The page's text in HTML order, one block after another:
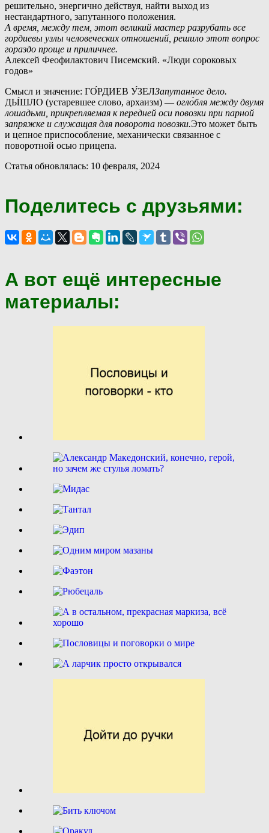
решительно, энергично действуя, найти выход из
нестандартного, запутанного положения.
А время, между тем, этот великий мастер разрубать все
гордиевы узлы человеческих отношений, решило этот вопрос
гораздо проще и приличнее.
Алексей Феофилактович Писемский. «Люди сороковых
годов»
Смысл и значение: ГО́РДИЕВ У́ЗЕЛЗапутанное дело.
ДЫ́ШЛО (устаревшее слово, архаизм) — огло́бля между двумя
лошадьми, прикрепляемая к передней оси повозки при парной
запряжке и служащая для поворота повозки.Это может быть
и цепное приспособление, механически связанное с
поворотной осью прицепа.
Статья обновлялась: 10 февраля, 2024
Поделитесь с друзьями:
А вот ещё интересные
материалы: